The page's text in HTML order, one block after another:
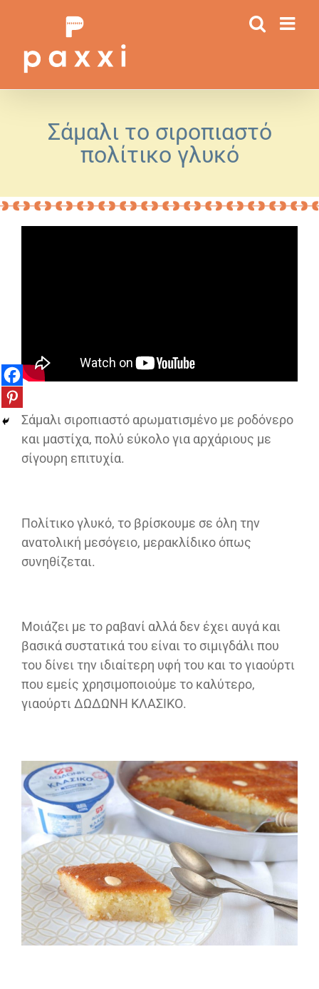
περιεχόμενο
Σάμαλι το σιροπιαστό
πολίτικο γλυκό
Σάμαλι σιροπιαστό αρωματισμένο με ροδόνερο
και μαστίχα, πολύ εύκολο για αρχάριους με
σίγουρη επιτυχία.
Πολίτικο γλυκό, το βρίσκουμε σε όλη την
ανατολική μεσόγειο, μερακλίδικο όπως
συνηθίζεται.
Μοιάζει με το ραβανί αλλά δεν έχει αυγά και
βασικά συστατικά του είναι το σιμιγδάλι που
του δίνει την ιδιαίτερη υφή του και το γιαούρτι
που εμείς χρησιμοποιούμε το καλύτερο,
γιαούρτι ΔΩΔΩΝΗ ΚΛΑΣΙΚΟ.